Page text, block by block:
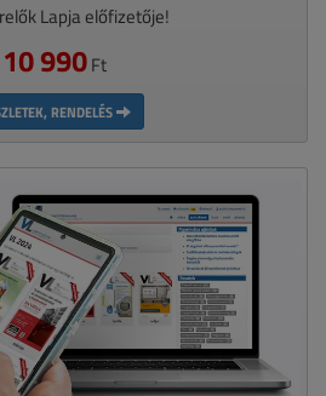
Lapja előfizetője!
10 990Ft
RENDELÉS